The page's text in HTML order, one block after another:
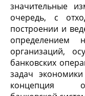
значительные
очередь, с
построении и
организаций,
банковских
задач
концепция